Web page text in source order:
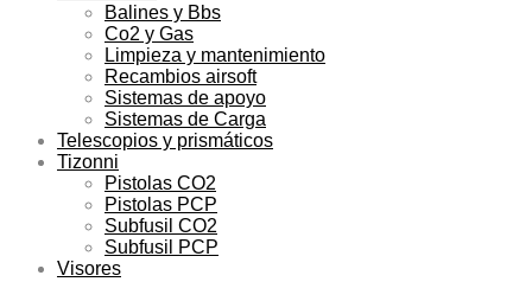
Balines y Bbs
Co2 y Gas
Limpieza y mantenimiento
Recambios airsoft
Sistemas de apoyo
Sistemas de Carga
Telescopios y prismáticos
Tizonni
Pistolas CO2
Pistolas PCP
Subfusil CO2
Subfusil PCP
Visores